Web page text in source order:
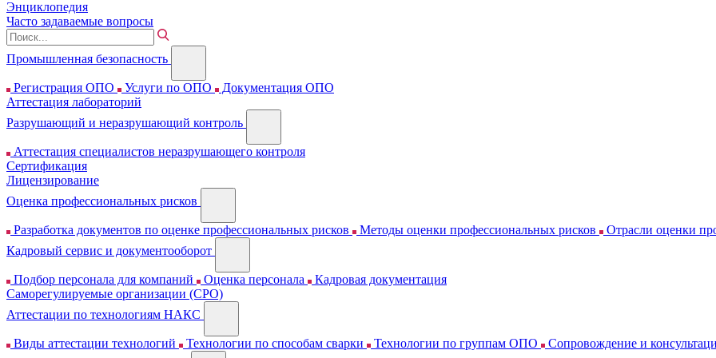
Энциклопедия
Часто задаваемые вопросы
Промышленная безопасность
Регистрация ОПО Услуги по ОПО
Документация ОПО
Аттестация лабораторий
Разрушающий и неразрушающий контроль
Аттестация специалистов неразрушающего контроля
Сертификация
Лицензирование
Оценка профессиональных рисков
Разработка документов по оценке профессиональных рисков Методы оценки профессиональных рисков
Отрасли оценки
Кадровый сервис и документооборот
Подбор персонала для компаний Оценка персонала
Кадровая документация
Cаморегулируемые организации (СРО)
Аттестации по технологиям НАКС
Виды аттестации технологий Технологии по способам сварки Технологии по группам ОПО
Сопровождение и